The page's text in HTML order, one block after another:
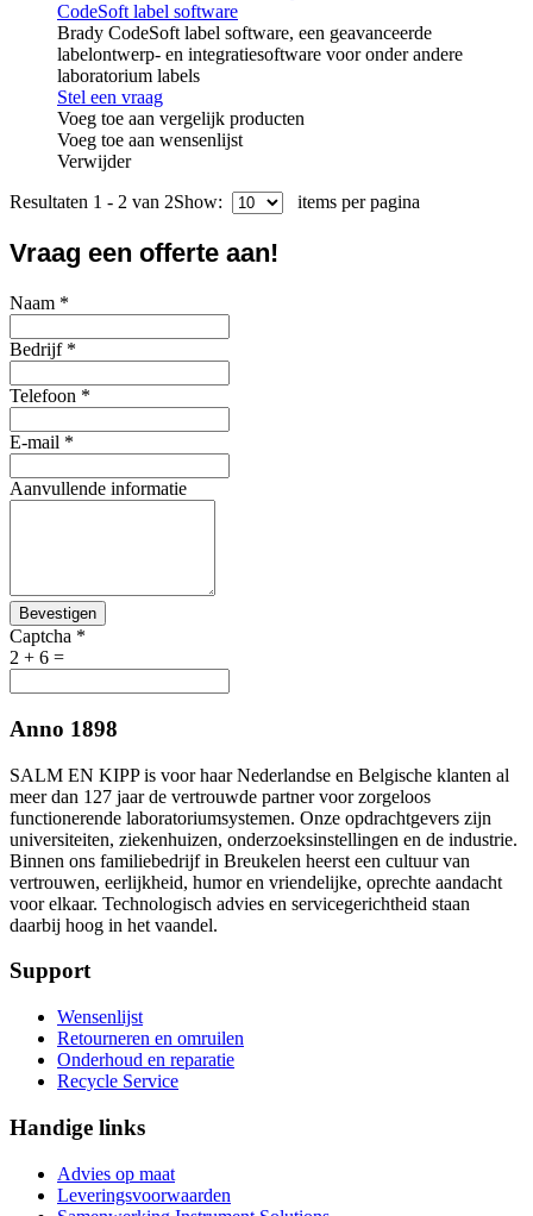
CodeSoft label software
Brady CodeSoft label software, een geavanceerde
labelontwerp- en integratiesoftware voor onder andere
laboratorium labels
Stel een vraag
Voeg toe aan vergelijk producten
Voeg toe aan wensenlijst
Verwijder
Resultaten 1 - 2 van 2Show: items per pagina
Vraag een offerte aan!
Naam *
Bedrijf *
Telefoon *
E-mail *
Aanvullende informatie
Bevestigen
Captcha *
2 + 6 =
Anno 1898
SALM EN KIPP is voor haar Nederlandse en Belgische klanten al
meer dan 127 jaar de vertrouwde partner voor zorgeloos
functionerende laboratoriumsystemen. Onze opdrachtgevers zijn
universiteiten, ziekenhuizen, onderzoeksinstellingen en de industrie.
Binnen ons familiebedrijf in Breukelen heerst een cultuur van
vertrouwen, eerlijkheid, humor en vriendelijke, oprechte aandacht
voor elkaar. Technologisch advies en servicegerichtheid staan
daarbij hoog in het vaandel.
Support
Wensenlijst
Retourneren en omruilen
Onderhoud en reparatie
Recycle Service
Handige links
Advies op maat
Leveringsvoorwaarden